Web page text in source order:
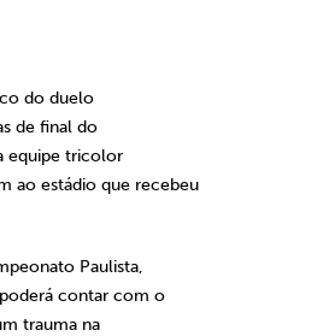
do duelo
de final do
equipe tricolor
ao estádio que recebeu
Paulista,
contar com o
trauma na